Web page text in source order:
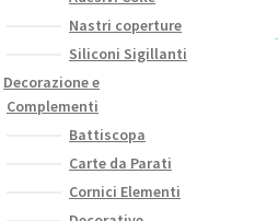
Nastri coperture
Siliconi Sigillanti
Decorazione e
Complementi
Battiscopa
Carte da Parati
Cornici Elementi